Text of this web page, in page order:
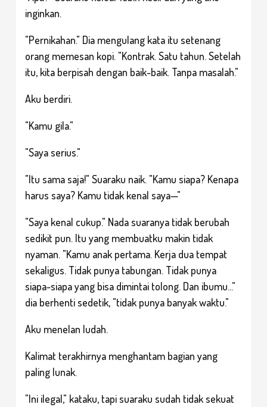
inginkan.
"Pernikahan." Dia mengulang kata itu setenang
orang memesan kopi. "Kontrak. Satu tahun. Setelah
itu, kita berpisah dengan baik-baik. Tanpa masalah."
Aku berdiri.
"Kamu gila."
"Saya serius."
"Itu sama saja!" Suaraku naik. "Kamu siapa? Kenapa
harus saya? Kamu tidak kenal saya—"
"Saya kenal cukup." Nada suaranya tidak berubah
sedikit pun. Itu yang membuatku makin tidak
nyaman. "Kamu anak pertama. Kerja dua tempat
sekaligus. Tidak punya tabungan. Tidak punya
siapa-siapa yang bisa dimintai tolong. Dan ibumu..."
dia berhenti sedetik, "tidak punya banyak waktu."
Aku menelan ludah.
Kalimat terakhirnya menghantam bagian yang
paling lunak.
"Ini ilegal," kataku, tapi suaraku sudah tidak sekuat